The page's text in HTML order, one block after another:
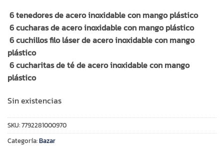
6 tenedores de acero inoxidable con mango plástico
6 cucharas de acero inoxidable con mango plástico
6 cuchillos filo láser de acero inoxidable con mango
plástico
6 cucharitas de té de acero inoxidable con mango
plástico
Sin existencias
SKU:7792281000970
Categoría:Bazar